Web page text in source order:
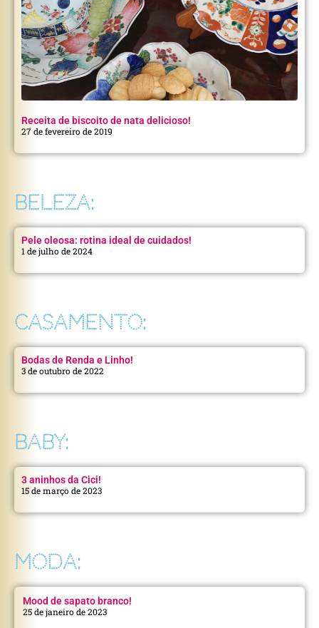
Receita de biscoito de nata delicioso!
27 de fevereiro de 2019
BELEZA:
Pele oleosa: rotina ideal de cuidados!
1 de julho de 2024
CASAMENTO:
Bodas de Renda e Linho!
3 de outubro de 2022
BABY:
3 aninhos da Cici!
15 de março de 2023
MODA:
Mood de sapato branco!
25 de janeiro de 2023